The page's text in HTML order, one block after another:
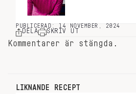
PUBLICERAD: 14 NOVEMBER, 2024
DELA SKRIV UT
Kommentarer är stängda.
LIKNANDE RECEPT